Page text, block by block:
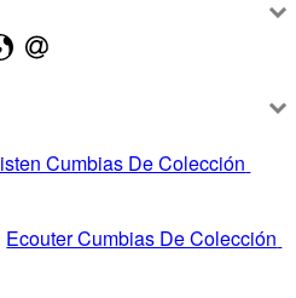
Cumbias De Colección
Ecouter Cumbias De Colección